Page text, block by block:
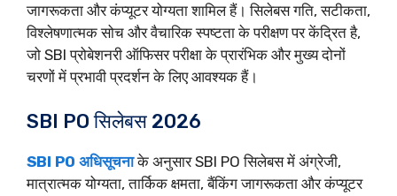
जागरूकता और कंप्यूटर योग्यता शामिल हैं। सिलेबस गति, सटीकता,
विश्लेषणात्मक सोच और वैचारिक स्पष्टता के परीक्षण पर केंद्रित है,
जो SBI प्रोबेशनरी ऑफिसर परीक्षा के प्रारंभिक और मुख्य दोनों
चरणों में प्रभावी प्रदर्शन के लिए आवश्यक हैं।
SBI PO सिलेबस 2026
SBI PO अधिसूचनाके अनुसार SBI PO सिलेबस में अंग्रेजी,
मात्रात्मक योग्यता, तार्किक क्षमता, बैंकिंग जागरूकता और कंप्यूटर